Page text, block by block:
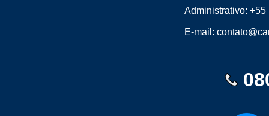
Administrativo:+55
E-mail: